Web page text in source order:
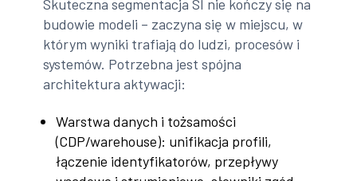
Skuteczna segmentacja SI nie kończy się na
budowie modeli – zaczyna się w miejscu, w
którym wyniki trafiają do ludzi, procesów i
systemów. Potrzebna jest spójna
architektura aktywacji:
Warstwa danych i tożsamości
(CDP/warehouse): unifikacja profili,
łączenie identyfikatorów, przepływy